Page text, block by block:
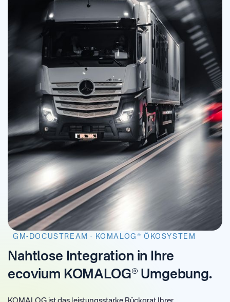
GM-DOCUSTREAM · KOMALOG® ÖKOSYSTEM
Nahtlose Integration in Ihre
ecovium KOMALOG® Umgebung.